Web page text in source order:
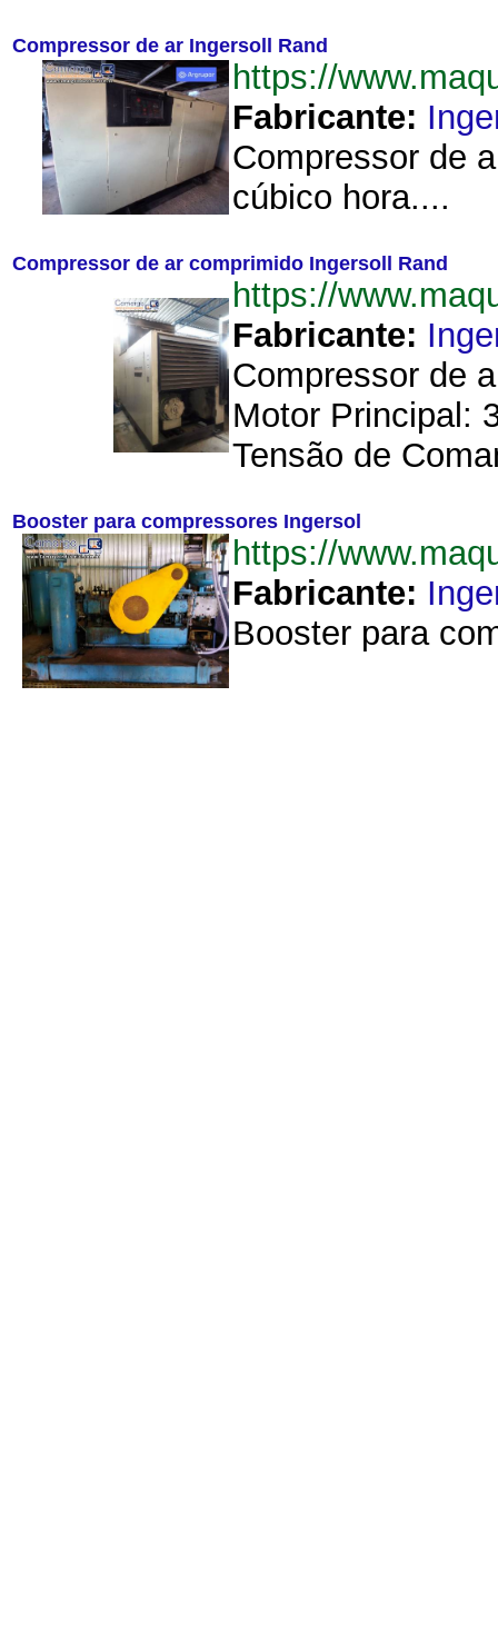
Compressor de ar Ingersoll Rand
https://
Fabricante:
Compressor de
cúbico hora....
Compressor de ar comprimido Ingersoll Rand
https://
Fabricante:
Compressor de
Motor Principal:
Tensão de
Booster para compressores Ingersol
https://
Fabricante:
Booster para